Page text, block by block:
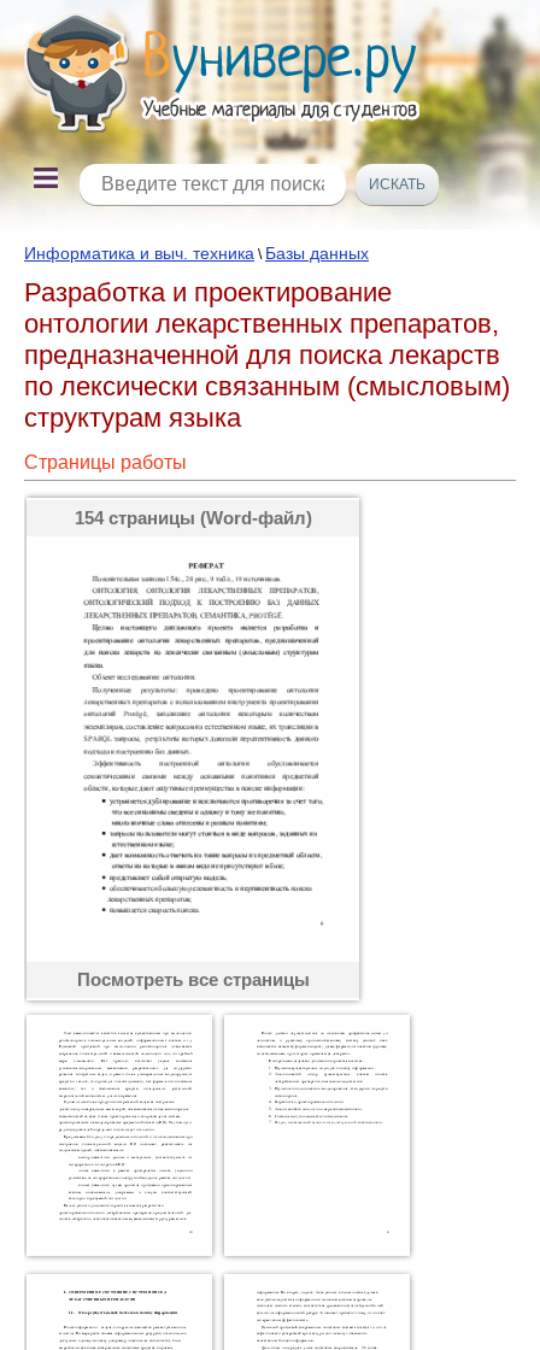
Информатика и выч. техника \ Базы данных
Разработка и проектирование
онтологии лекарственных препаратов,
предназначенной для поиска лекарств
по лексически связанным (смысловым)
структурам языка
Страницы работы
154 страницы (Word-файл)
Посмотреть все страницы